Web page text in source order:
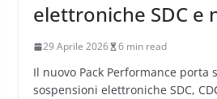
elettroniche SDC e
29 Aprile 2026 6 min read
Il nuovo Pack Performance porta
sospensioni elettroniche SDC,